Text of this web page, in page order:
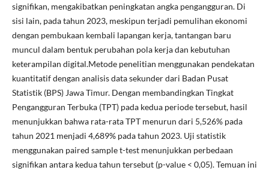
signifikan, mengakibatkan peningkatan angka pengangguran. Di
sisi lain, pada tahun 2023, meskipun terjadi pemulihan ekonomi
dengan pembukaan kembali lapangan kerja, tantangan baru
muncul dalam bentuk perubahan pola kerja dan kebutuhan
keterampilan digital.Metode penelitian menggunakan pendekatan
kuantitatif dengan analisis data sekunder dari Badan Pusat
Statistik (BPS) Jawa Timur. Dengan membandingkan Tingkat
Pengangguran Terbuka (TPT) pada kedua periode tersebut, hasil
menunjukkan bahwa rata-rata TPT menurun dari 5,526% pada
tahun 2021 menjadi 4,689% pada tahun 2023. Uji statistik
menggunakan paired sample t-test menunjukkan perbedaan
signifikan antara kedua tahun tersebut (p-value < 0,05). Temuan ini